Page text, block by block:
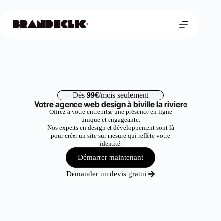
Dès 99€/mois seulement
Votre agence web design à biville la riviere
Offrez à votre entreprise une présence en ligne
unique et engageante.
Nos experts en design et développement sont là
pour créer un site sur mesure qui reflète votre
identité.
Démarrer maintenant
Demander un devis gratuit